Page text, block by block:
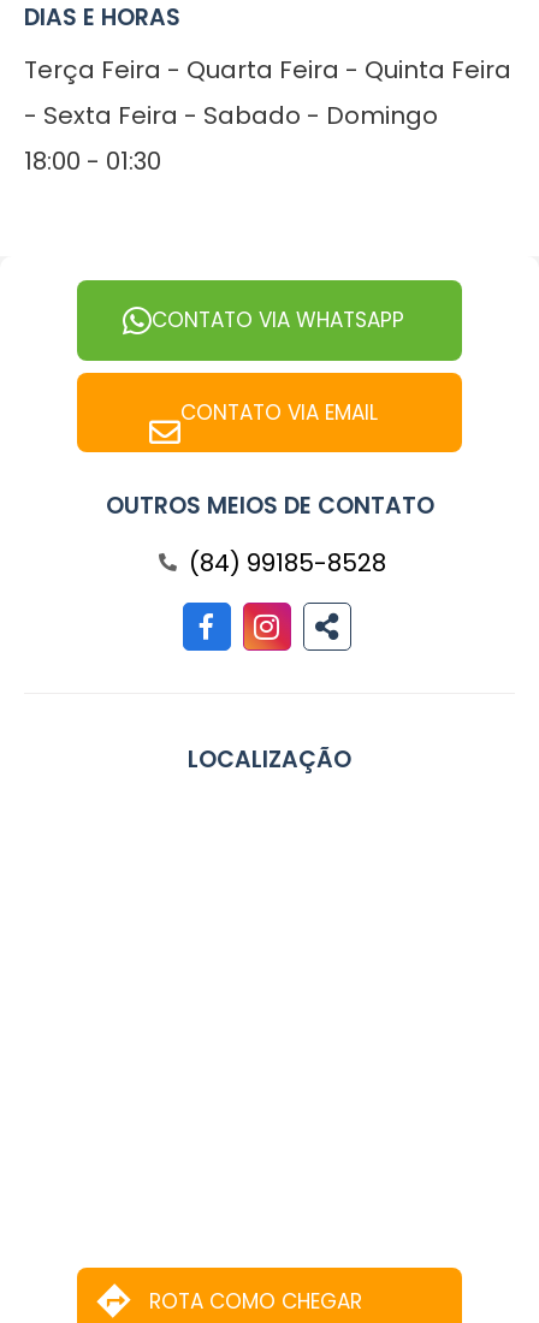
DIAS E HORAS
Terça Feira - Quarta Feira - Quinta Feira
- Sexta Feira - Sabado - Domingo
18:00 - 01:30
CONTATO VIA WHATSAPP
CONTATO VIA EMAIL
OUTROS MEIOS DE CONTATO
(84) 99185-8528
LOCALIZAÇÃO
ROTA COMO CHEGAR